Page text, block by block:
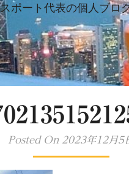
ポート代表の個人ブロ
Posted On 2023年12月5